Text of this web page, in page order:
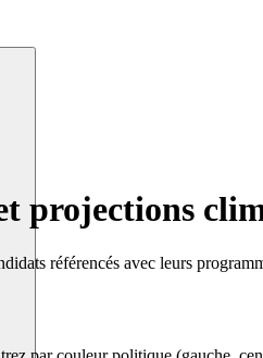
projections
référencés avec leurs